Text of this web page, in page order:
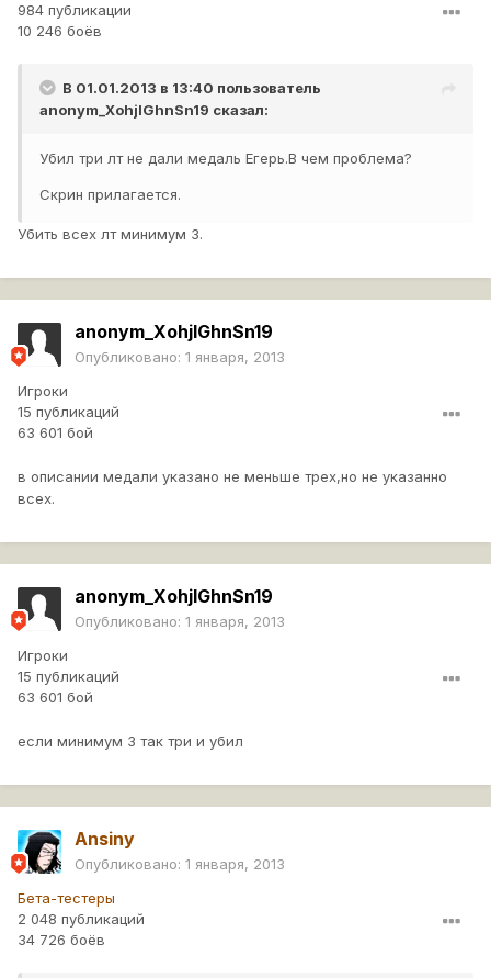
984 публикации
10 246 боёв
В 01.01.2013 в 13:40 пользователь
anonym_XohjlGhnSn19 сказал:
Убил три лт не дали медаль Егерь.В чем проблема?
Скрин прилагается.
Убить всех лт минимум 3.
anonym_XohjlGhnSn19
Опубликовано: 1 января, 2013
Игроки
15 публикаций
63 601 бой
в описании медали указано не меньше трех,но не указанно
всех.
anonym_XohjlGhnSn19
Опубликовано: 1 января, 2013
Игроки
15 публикаций
63 601 бой
если минимум 3 так три и убил
Ansiny
Опубликовано: 1 января, 2013
Бета-тестеры
2 048 публикаций
34 726 боёв